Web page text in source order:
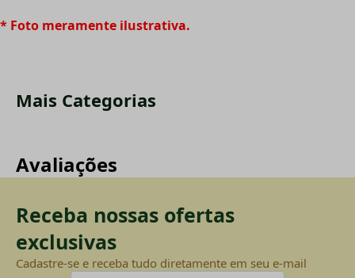
* Foto meramente ilustrativa.
Mais Categorias
Avaliações
Receba nossas ofertas
exclusivas
Cadastre-se e receba tudo diretamente em seu e-mail